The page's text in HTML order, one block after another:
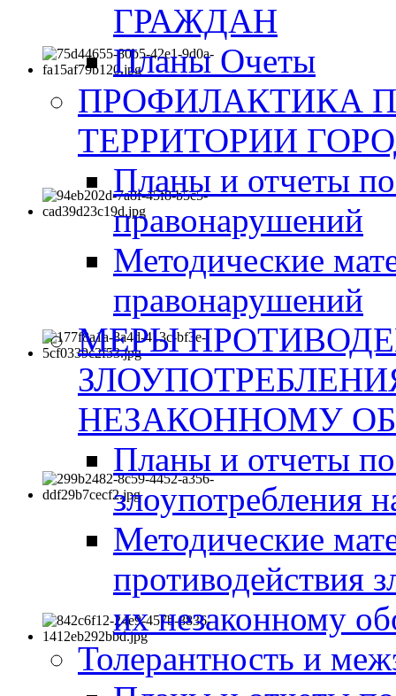
ГРАЖДАН
Планы Очеты
ПРОФИЛАКТИКА
ТЕРРИТОРИИ
Планы и отчеты
правонарушений
Методические
правонарушений
МЕРЫ
НЕЗАКОННОМУ
Планы и отчеты
злоупотребления
Методические
противодействия
их незаконному
Толерантность и